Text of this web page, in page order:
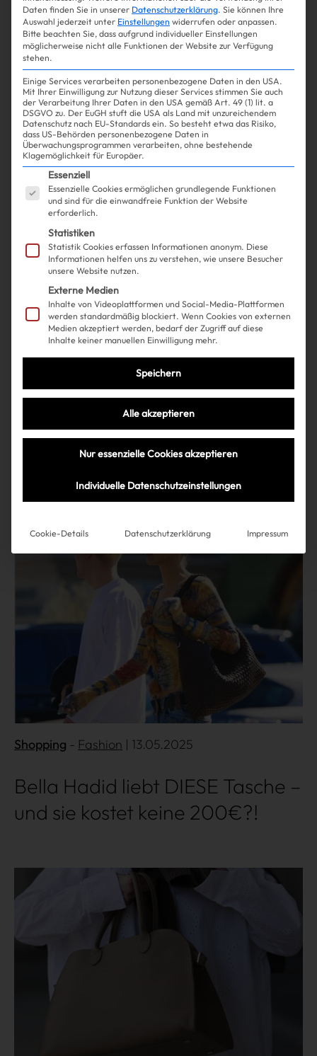
Sporty Spice Energy: Diese
Mini-Bags sind der heißeste
Trend für 2025!
Shopping Fashion| 31.07.2025
Korb gefällig? Diese Tasche ist
(mal wieder) der Star des
Sommers
Mehr lesen
Shopping Fashion | 13.05.2025
Bella Hadid liebt DIESE Tasche –
und sie kostet keine 200€?!
Mehr lesen
Daten finden Sie in unserer Datenschutzerklärung. Sie können Ihre
Auswahl jederzeit unter Einstellungen widerrufen oder anpassen.
Bitte beachten Sie, dass aufgrund individueller Einstellungen
möglicherweise nicht alle Funktionen der Website zur Verfügung
stehen.
Einige Services verarbeiten personenbezogene Daten in den USA.
Mit Ihrer Einwilligung zur Nutzung dieser Services stimmen Sie auch
der Verarbeitung Ihrer Daten in den USA gemäß Art. 49 (1) lit. a
DSGVO zu. Der EuGH stuft die USA als Land mit unzureichendem
Datenschutz nach EU-Standards ein. So besteht etwa das Risiko,
dass US-Behörden personenbezogene Daten in
Überwachungsprogrammen verarbeiten, ohne bestehende
Klagemöglichkeit für Europäer.
Es folgt eine Liste der Service-Gruppen, für die
Essenziell
Essenzielle Cookies ermöglichen grundlegende Funktionen
und sind für die einwandfreie Funktion der Website
erforderlich.
Statistiken
Statistik Cookies erfassen Informationen anonym. Diese
Informationen helfen uns zu verstehen, wie unsere Besucher
unsere Website nutzen.
Externe Medien
Inhalte von Videoplattformen und Social-Media-Plattformen
werden standardmäßig blockiert. Wenn Cookies von externen
Medien akzeptiert werden, bedarf der Zugriff auf diese
Inhalte keiner manuellen Einwilligung mehr.
Speichern
Alle akzeptieren
Nur essenzielle Cookies akzeptieren
Individuelle Datenschutzeinstellungen
Cookie-Details Datenschutzerklärung Impressum